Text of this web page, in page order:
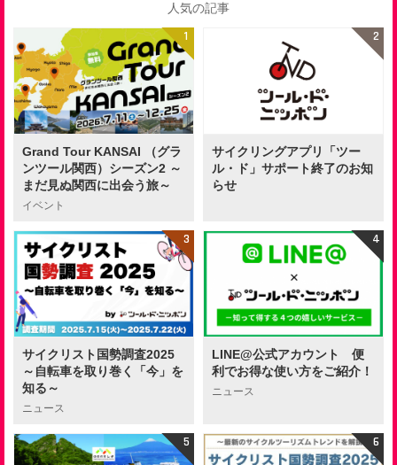
人気の記事
Grand Tour KANSAI （グラ
ンツール関西）シーズン2 ～
まだ見ぬ関西に出会う旅～
イベント
サイクリングアプリ「ツー
ル・ド」サポート終了のお知
らせ
サイクリスト国勢調査2025
～自転車を取り巻く「今」を
知る～
ニュース
LINE@公式アカウント 便
利でお得な使い方をご紹介！
ニュース